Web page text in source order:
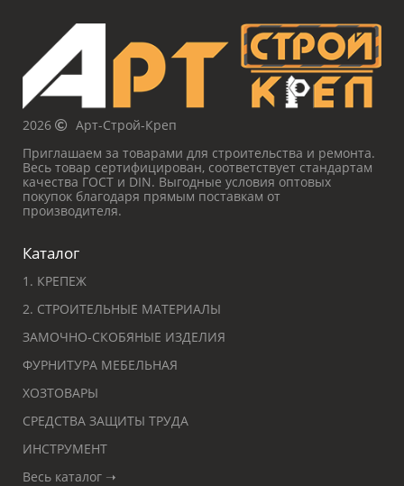
2026
Арт-Строй-Креп
Приглашаем за товарами для строительства и ремонта.
Весь товар сертифицирован, соответствует стандартам
качества ГОСТ и DIN. Выгодные условия оптовых
покупок благодаря прямым поставкам от
производителя.
Каталог
1. КРЕПЕЖ
2. СТРОИТЕЛЬНЫЕ МАТЕРИАЛЫ
ЗАМОЧНО-СКОБЯНЫЕ ИЗДЕЛИЯ
ФУРНИТУРА МЕБЕЛЬНАЯ
ХОЗТОВАРЫ
СРЕДСТВА ЗАЩИТЫ ТРУДА
ИНСТРУМЕНТ
Весь каталог ➝